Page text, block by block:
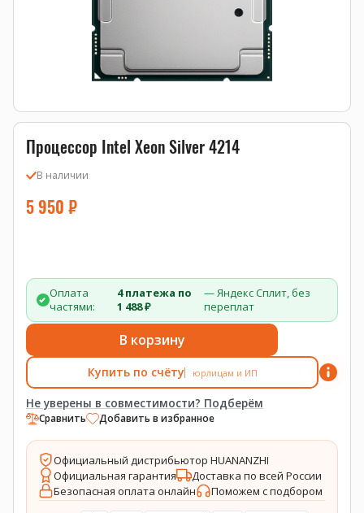
Процессор Intel Xeon Silver 4214
В наличии
5 950 ₽
Оплата
частями:
4 платежа по
1 488 ₽
— Яндекс Сплит, без
переплат
В корзину
Купить по счёту юрлицам и ИП
Не уверены в совместимости? Подберём
Сравнить Добавить в избранное
Официальный дистрибьютор HUANANZHI
Официальная гарантия
Доставка по всей России
Безопасная оплата онлайн
Поможем с подбором